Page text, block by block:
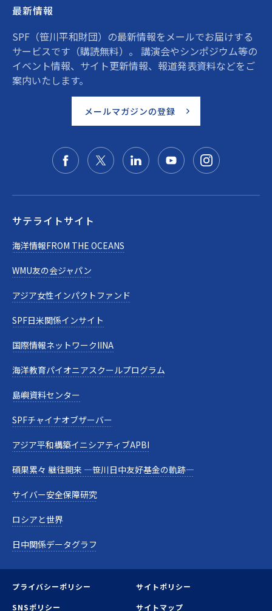
最新情報
SPF（笹川平和財団）の最新情報をメールでお届けする
サービスです（購読無料）。 講演会やシンポジウム等の
イベント情報、サイト更新情報、報道発表資料などをご
案内いたします。
メールマガジンの登録
サテライトサイト
海洋情報FROM THE OCEANS
WMU友の会ジャパン
アジア女性インパクトファンド
SPF日米関係インサイト
国際情報ネットワークIINA
海洋教育パイオニアスクールプログラム
島嶼資料センター
SPFチャイナオブザーバー
アジア平和構築イニシアティブAPBI
碩果累々 継往開来 —笹川日中友好基金の軌跡—
サイバー安全保障研究
ロシアと世界
日中関係データグラフ
プライバシーポリシー
サイトポリシー
SNSポリシー
サイトマップ